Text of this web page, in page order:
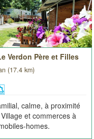
Verdon Père et Filles
(17.4 km)
calme, à proximité
et commerces à
homes.